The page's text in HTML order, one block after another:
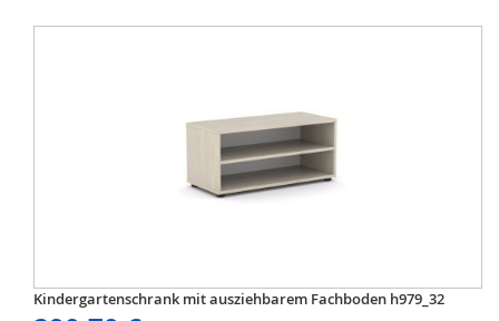
Kindergartenschrank mit ausziehbarem Fachboden h979_32